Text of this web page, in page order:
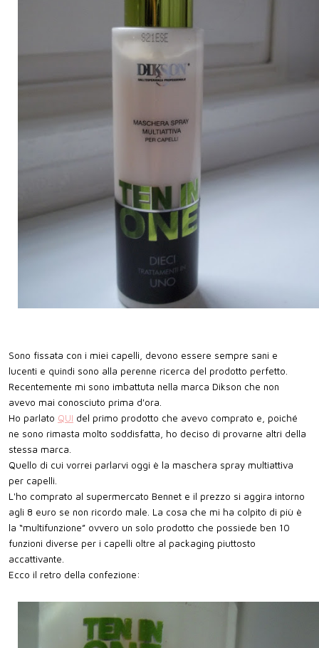
Sono fissata con i miei capelli, devono essere sempre sani e
lucenti e quindi sono alla perenne ricerca del prodotto perfetto.
Recentemente mi sono imbattuta nella marca Dikson che non
avevo mai conosciuto prima d'ora.
Ho parlato QUI del primo prodotto che avevo comprato e, poiché
ne sono rimasta molto soddisfatta, ho deciso di provarne altri della
stessa marca.
Quello di cui vorrei parlarvi oggi è la maschera spray multiattiva
per capelli.
L'ho comprato al supermercato Bennet e il prezzo si aggira intorno
agli 8 euro se non ricordo male. La cosa che mi ha colpito di più è
la “multifunzione” ovvero un solo prodotto che possiede ben 10
funzioni diverse per i capelli oltre al packaging piuttosto
accattivante.
Ecco il retro della confezione: